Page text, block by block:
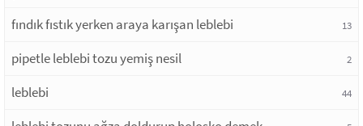
fındık fıstık yerken araya karışan leblebi 13
pipetle leblebi tozu yemiş nesil 2
leblebi 44